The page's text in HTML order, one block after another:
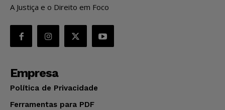
A Justiça e o Direito em Foco
Empresa
Política de Privacidade
Ferramentas para PDF